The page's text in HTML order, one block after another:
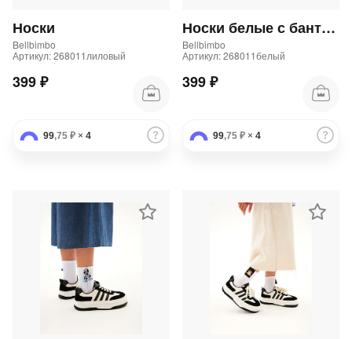
Носки
Bellbimbo
Артикул: 268011лиловый
399 ₽
99,75 ₽ × 4
Носки белые с бантом для девочки
Bellbimbo
Артикул: 268011белый
399 ₽
99,75 ₽ × 4